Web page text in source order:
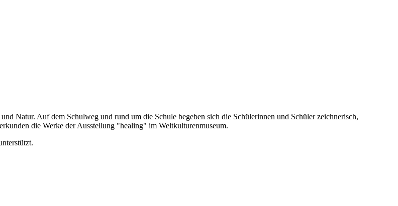
Natur. Auf dem Schulweg und rund um die Schule begeben sich die Schülerinnen und Schüler zeichnerisch,
die Werke der Ausstellung "healing" im Weltkulturenmuseum.